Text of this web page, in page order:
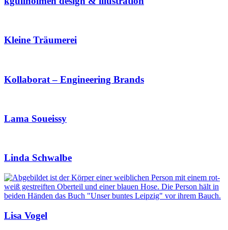
Kleine Träumerei
Kollaborat – Engineering Brands
Lama Soueissy
Linda Schwalbe
Lisa Vogel